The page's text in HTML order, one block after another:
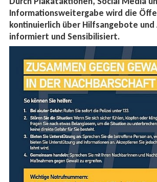
Informationsweitergabe wird die
kontinuierlich über Hilfsangebote
informiert und Sensibilisiert.